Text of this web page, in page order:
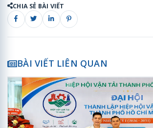
CHIA SẺ BÀI VIẾT
BÀI VIẾT LIÊN QUAN